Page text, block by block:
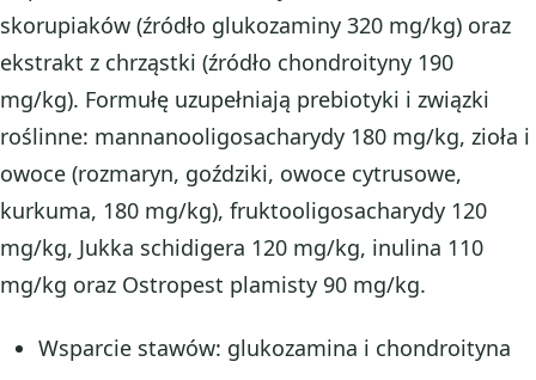
skorupiaków (źródło glukozaminy 320 mg/kg) oraz
ekstrakt z chrząstki (źródło chondroityny 190
mg/kg). Formułę uzupełniają prebiotyki i związki
roślinne: mannanooligosacharydy 180 mg/kg, zioła i
owoce (rozmaryn, goździki, owoce cytrusowe,
kurkuma, 180 mg/kg), fruktooligosacharydy 120
mg/kg, Jukka schidigera 120 mg/kg, inulina 110
mg/kg oraz Ostropest plamisty 90 mg/kg.
Wsparcie stawów: glukozamina i chondroityna